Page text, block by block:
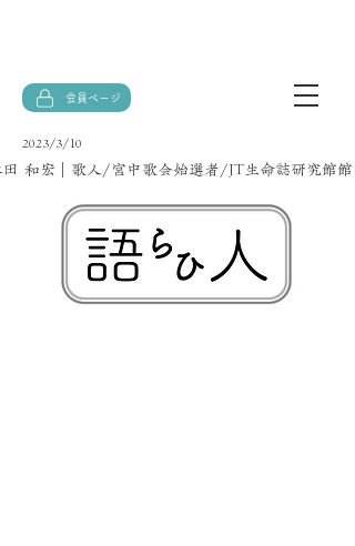
会員ページ
2023/3/10
田 和宏｜歌人/宮中歌会始選者/JT生命誌研究館館